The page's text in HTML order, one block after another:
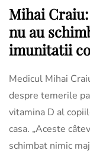
Mihai Craiu:
nu au
imunitatii
Medicul Mihai
despre temerile
vitamina D al
casa. „Aceste
schimbat nimic